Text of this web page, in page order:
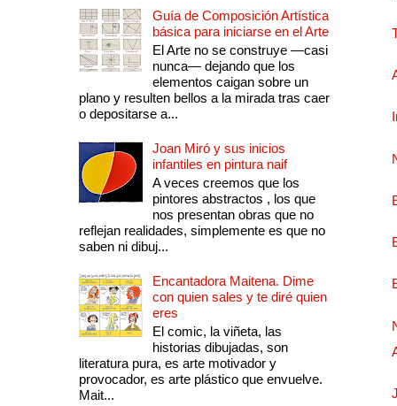
Guía de Composición Artística
básica para iniciarse en el Arte
El Arte no se construye —casi
nunca— dejando que los
elementos caigan sobre un
plano y resulten bellos a la mirada tras caer
o depositarse a...
Joan Miró y sus inicios
infantiles en pintura naif
A veces creemos que los
pintores abstractos , los que
nos presentan obras que no
reflejan realidades, simplemente es que no
saben ni dibuj...
Encantadora Maitena. Dime
con quien sales y te diré quien
eres
El comic, la viñeta, las
historias dibujadas, son
literatura pura, es arte motivador y
provocador, es arte plástico que envuelve.
Mait...